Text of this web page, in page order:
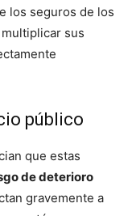
los seguros de los
sus
público
que estas
de deterioro
gravemente a